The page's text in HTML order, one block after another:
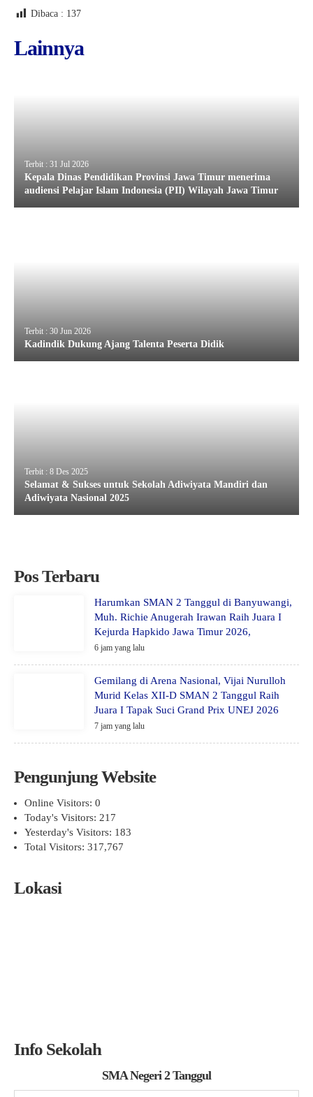
Dibaca : 137
Lainnya
Terbit : 31 Jul 2026
Kepala Dinas Pendidikan Provinsi Jawa Timur menerima
audiensi Pelajar Islam Indonesia (PII) Wilayah Jawa Timur
Terbit : 30 Jun 2026
Kadindik Dukung Ajang Talenta Peserta Didik
Terbit : 8 Des 2025
Selamat & Sukses untuk Sekolah Adiwiyata Mandiri dan
Adiwiyata Nasional 2025
Pos Terbaru
Harumkan SMAN 2 Tanggul di Banyuwangi,
Muh. Richie Anugerah Irawan Raih Juara I
Kejurda Hapkido Jawa Timur 2026,
6 jam yang lalu
Gemilang di Arena Nasional, Vijai Nurulloh
Murid Kelas XII-D SMAN 2 Tanggul Raih
Juara I Tapak Suci Grand Prix UNEJ 2026
7 jam yang lalu
Pengunjung Website
Online Visitors: 0
Today's Visitors: 217
Yesterday's Visitors: 183
Total Visitors: 317,767
Lokasi
Info Sekolah
SMA Negeri 2 Tanggul